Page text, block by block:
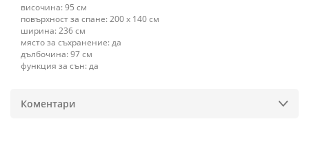
височина: 95 см
повърхност за спане: 200 х 140 см
ширина: 236 см
място за съхранение: да
дълбочина: 97 см
функция за сън: да
Коментари